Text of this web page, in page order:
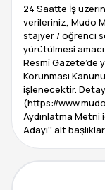
24 Saatte İş
verileriniz, Mudo
stajyer / öğrenci
yürütülmesi
Resmî Gazete’de
Korunması
işlenecektir.
(https://
Aydınlatma Metni
Adayı’’ alt